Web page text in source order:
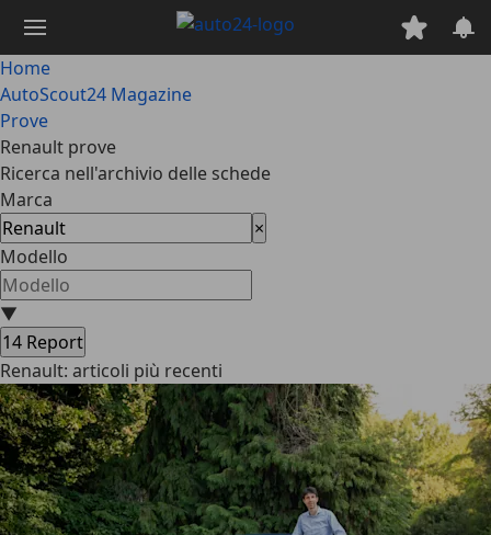
contenuto
principale
Home
AutoScout24 Magazine
Prove
Renault prove
Ricerca nell'archivio delle schede
Marca
×
Modello
▼
14 Report
Renault: articoli più recenti